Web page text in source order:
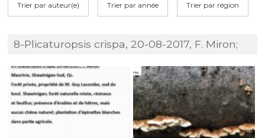
Trier par auteur(e) Trier par année Trier par région
8-Plicaturopsis crispa, 20-08-2017, F. Miron;